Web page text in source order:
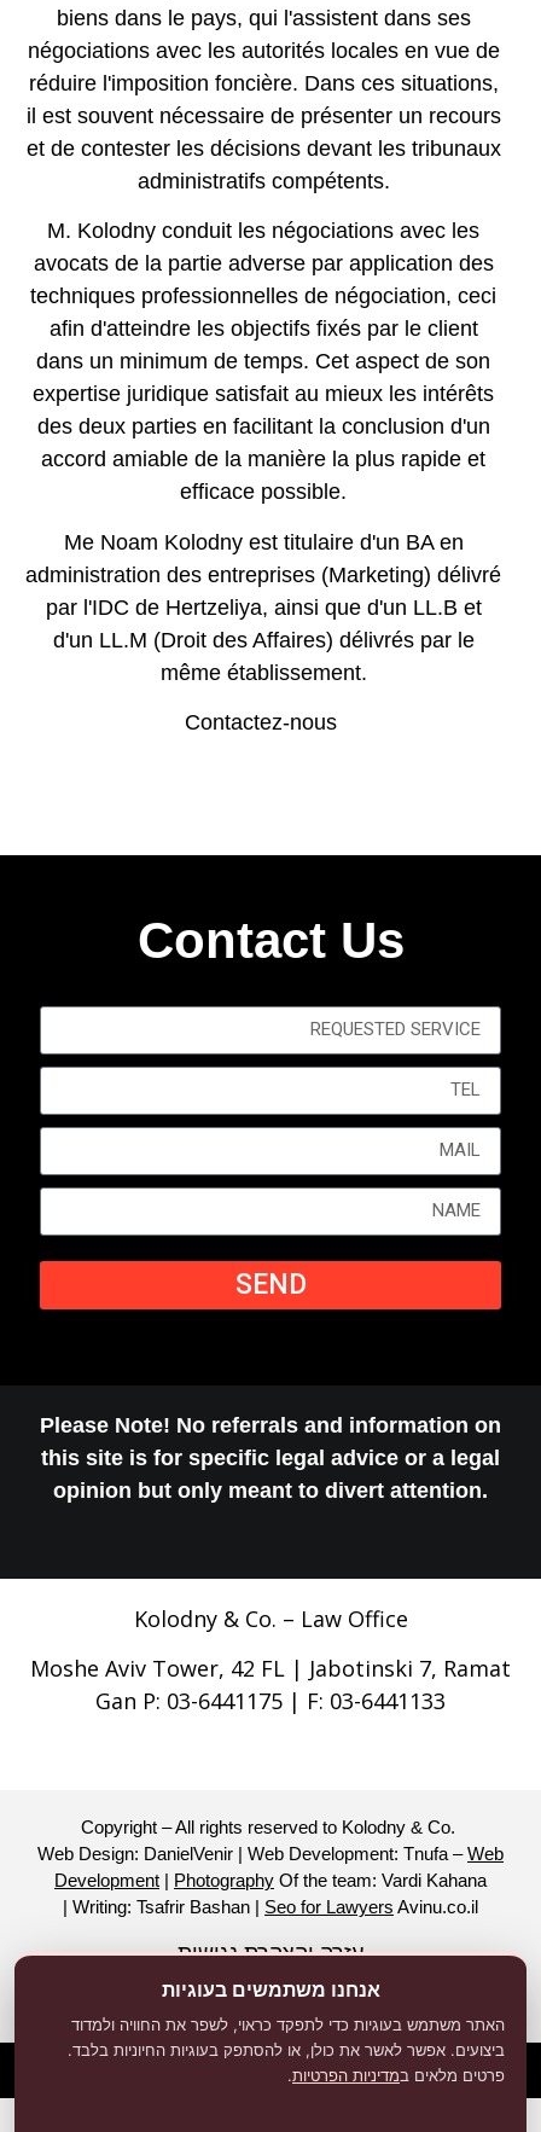
אנחנו משתמשים בעוגיות
האתר משתמש בעוגיות כדי לתפקד כראוי, לשפר את החוויה ולמדוד
ביצועים. אפשר לאשר את כולן, או להסתפק בעוגיות החיוניות בלבד.
פרטים מלאים במדיניות הפרטיות.
biens dans le pays, qui l'assistent dans ses
négociations avec les autorités locales en vue de
réduire l'imposition foncière. Dans ces situations,
il est souvent nécessaire de présenter un recours
et de contester les décisions devant les tribunaux
administratifs compétents.
M. Kolodny conduit les négociations avec les
avocats de la partie adverse par application des
techniques professionnelles de négociation, ceci
afin d'atteindre les objectifs fixés par le client
dans un minimum de temps. Cet aspect de son
expertise juridique satisfait au mieux les intérêts
des deux parties en facilitant la conclusion d'un
accord amiable de la manière la plus rapide et
efficace possible.
Me Noam Kolodny est titulaire d'un BA en
administration des entreprises (Marketing) délivré
par l'IDC de Hertzeliya, ainsi que d'un LL.B et
d'un LL.M (Droit des Affaires) délivrés par le
même établissement.
Contactez-nous
Contact Us
SEND
Please Note! No referrals and information on
this site is for specific legal advice or a legal
opinion but only meant to divert attention.
Kolodny & Co. – Law Office
Moshe Aviv Tower, 42 FL | Jabotinski 7, Ramat
Gan P: 03-6441175 | F: 03-6441133
Copyright – All rights reserved to Kolodny & Co.
Web Design: DanielVenir | Web Development: Tnufa –Web
Development | Photography Of the team: Vardi Kahana
| Writing: Tsafrir Bashan | Seo for Lawyers Avinu.co.il
עזרה והצהרת נגישות